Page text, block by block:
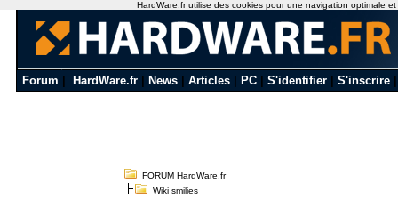
Forum HardWare.fr News Articles PC S'identifier S'inscrire
FORUM HardWare.fr
Wiki smilies
HardWare.fr utilise des cookies pour une navigation optimale